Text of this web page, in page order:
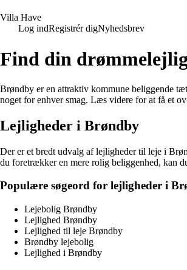
Villa Have
Log indRegistrér digNyhedsbrev
Find din
Brøndby er en attraktiv kommune beliggende
noget for enhver smag. Læs videre for at få et
Lejligheder i Brøndby
Der er et bredt udvalg af lejligheder til leje i
du foretrækker en mere rolig beliggenhed, kan
Populære søgeord for lejligheder i
Lejebolig Brøndby
Lejlighed Brøndby
Lejlighed til leje Brøndby
Brøndby lejebolig
Lejlighed i Brøndby